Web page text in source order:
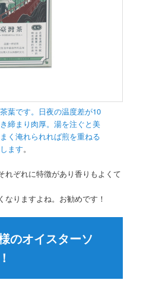
葉です。日夜の温度差が10
締まり肉厚。湯を注ぐと美
く淹れられれば煎を重ねる
ます。
れぞれに特徴があり香りもよくて
なりますよね。お勧めです！
のオイスターソ